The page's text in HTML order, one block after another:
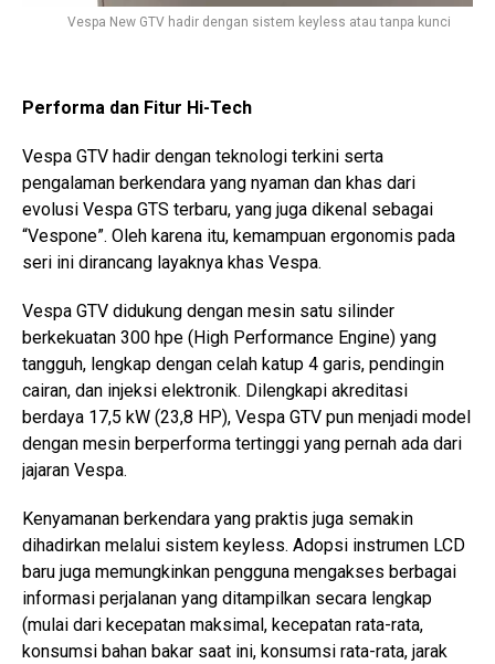
Vespa New GTV hadir dengan sistem keyless atau tanpa kunci
Performa dan Fitur Hi-Tech
Vespa GTV hadir dengan teknologi terkini serta
pengalaman berkendara yang nyaman dan khas dari
evolusi Vespa GTS terbaru, yang juga dikenal sebagai
“Vespone”. Oleh karena itu, kemampuan ergonomis pada
seri ini dirancang layaknya khas Vespa.
Vespa GTV didukung dengan mesin satu silinder
berkekuatan 300 hpe (High Performance Engine) yang
tangguh, lengkap dengan celah katup 4 garis, pendingin
cairan, dan injeksi elektronik. Dilengkapi akreditasi
berdaya 17,5 kW (23,8 HP), Vespa GTV pun menjadi model
dengan mesin berperforma tertinggi yang pernah ada dari
jajaran Vespa.
Kenyamanan berkendara yang praktis juga semakin
dihadirkan melalui sistem keyless. Adopsi instrumen LCD
baru juga memungkinkan pengguna mengakses berbagai
informasi perjalanan yang ditampilkan secara lengkap
(mulai dari kecepatan maksimal, kecepatan rata-rata,
konsumsi bahan bakar saat ini, konsumsi rata-rata, jarak